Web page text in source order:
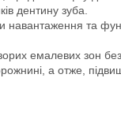
дентину зуба.
та
емалевих зон
а отже, підвищує